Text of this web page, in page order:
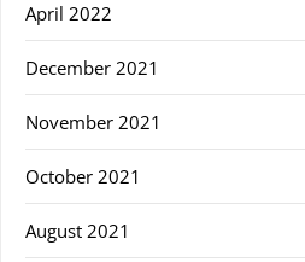
April 2022
December 2021
November 2021
October 2021
August 2021